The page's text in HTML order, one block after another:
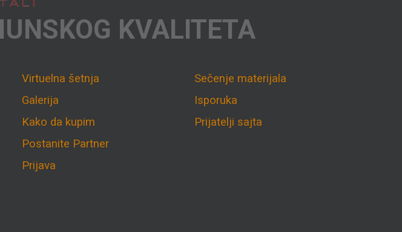
KVALITETA
Virtuelna šetnja
Galerija
Kako da kupim
Postanite Partner
Prijava
Sečenje materijala
Isporuka
Prijatelji sajta